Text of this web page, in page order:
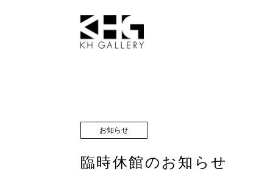
お知らせ
臨時休館のお知らせ